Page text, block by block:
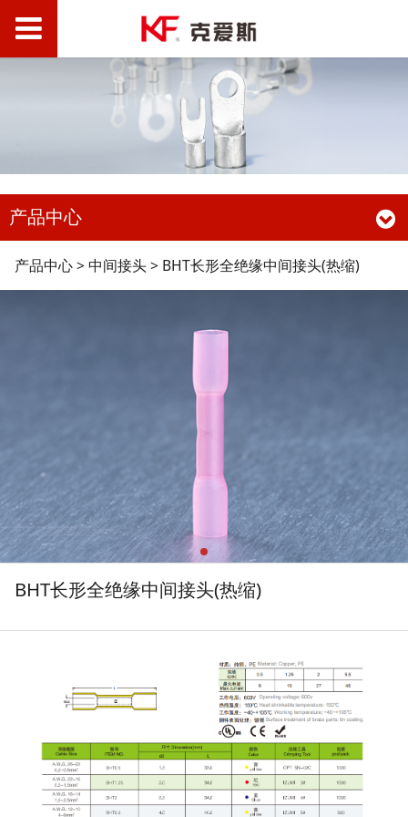
产品中心
BHT长形全绝缘中间接
产品中心>中间接头> BHT长形全绝缘中间接头(热缩)
BHT长形全绝缘中间接头(热缩)